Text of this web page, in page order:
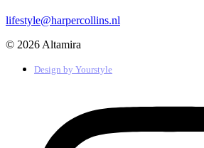
lifestyle@harpercollins.nl
© 2026 Altamira
Design by Yourstyle